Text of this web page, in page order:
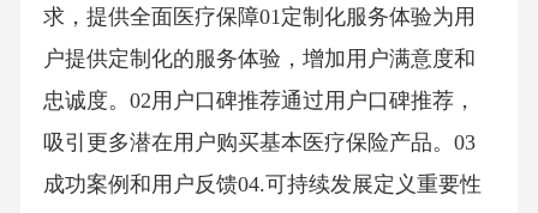
求，提供全面医疗保障01定制化服务体验为用
户提供定制化的服务体验，增加用户满意度和
忠诚度。02用户口碑推荐通过用户口碑推荐，
吸引更多潜在用户购买基本医疗保险产品。03
成功案例和用户反馈04.可持续发展定义重要性